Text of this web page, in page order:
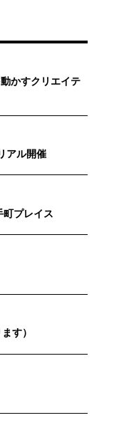
かすクリエイテ
アル開催
町プレイス
す）